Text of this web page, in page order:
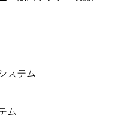
ステム
ム